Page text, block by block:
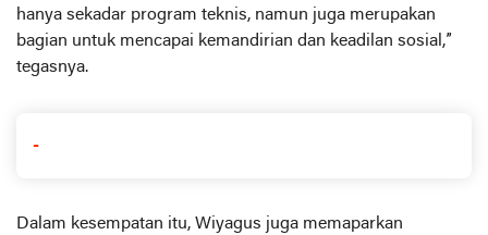
hanya sekadar program teknis, namun juga merupakan
bagian untuk mencapai kemandirian dan keadilan sosial,”
tegasnya.
-
Dalam kesempatan itu, Wiyagus juga memaparkan